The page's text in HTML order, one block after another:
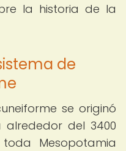
la historia de la
de
se originó
alrededor del 3400
Mesopotamia